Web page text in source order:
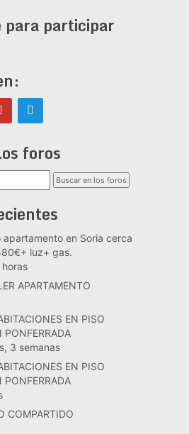
para participar
foros
apartamento en Soria cerca
luz+ gas.
APARTAMENTO
EN PISO
PONFERRADA
3 semanas
EN PISO
PONFERRADA
COMPARTIDO